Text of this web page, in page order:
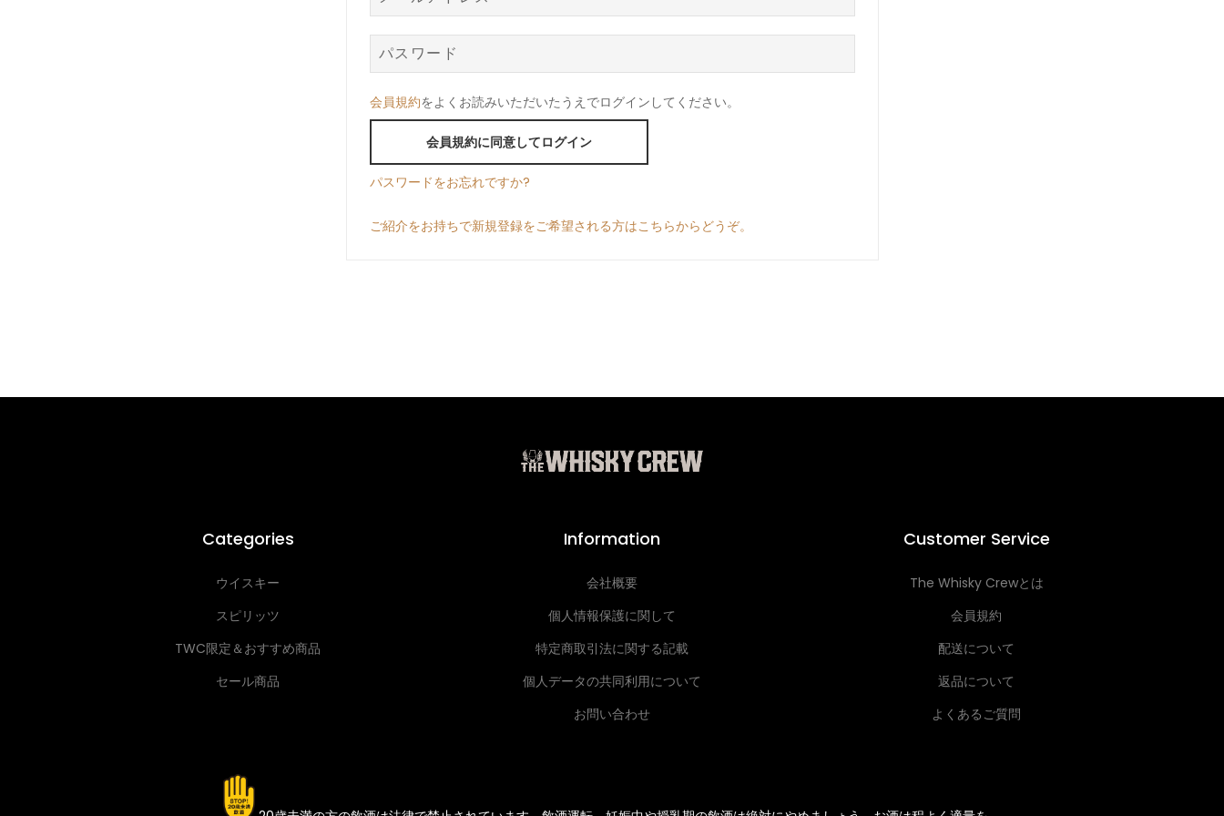
会員規約をよくお読みいただいたうえでログインしてください。
会員規約に同意してログイン
パスワードをお忘れですか?
ご紹介をお持ちで新規登録をご希望される方はこちらからどうぞ。
Categories
ウイスキー
スピリッツ
TWC限定＆おすすめ商品
セール商品
Information
会社概要
個人情報保護に関して
特定商取引法に関する記載
個人データの共同利用について
お問い合わせ
Customer Service
The Whisky Crewとは
会員規約
配送について
返品について
よくあるご質問